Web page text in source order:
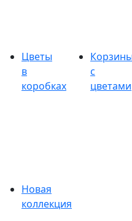
Цветы
в
коробках
с
цветами
Новая
коллекция